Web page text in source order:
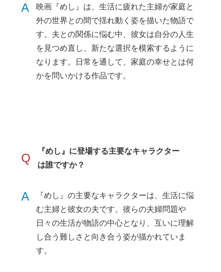
A
映画『めし』は、生活に疲れた主婦が家庭と
外の世界との間で揺れ動く姿を描いた物語で
す。夫との関係に悩む中、彼女は自分の人生
を見つめ直し、新たな選択を模索するように
なります。日常を通して、家庭の幸せとは何
かを問いかける作品です。
Q
『めし』に登場する主要なキャラクター
は誰ですか？
A
『めし』の主要なキャラクターは、生活に悩
む主婦と彼女の夫です。彼らの夫婦問題や
日々の生活が物語の中心となり、互いに理解
し合う難しさと向き合う姿が描かれていま
す。